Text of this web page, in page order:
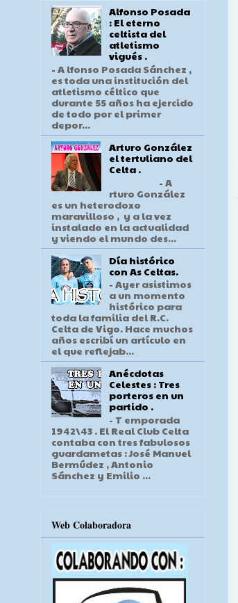
Alfonso Posada
: El eterno
celtista del
atletismo
vigués .
- A lfonso Posada Sánchez ,
es toda una institución del
atletismo céltico que
durante 55 años ha ejercido
de todo por el primer
depor...
Arturo González
el tertuliano del
Celta .
- A
rturo González
es un heterodoxo
maravilloso , y a la vez
instalado en la actualidad
y viendo el mundo des...
Día histórico
con As Celtas.
- Ayer asistimos
a un momento
histórico para
toda la familia del R.C.
Celta de Vigo. Hace muchos
años escribí un artículo en
el que reflejab...
Anécdotas
Celestes : Tres
porteros en un
partido .
- T emporada
1942\43 . El Real Club Celta
contaba con tres fabulosos
guardametas : José Manuel
Bermúdez , Antonio
Sánchez y Emilio ...
Web Colaboradora